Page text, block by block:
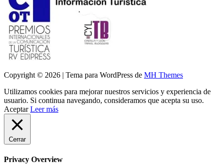
Copyright © 2026 | Tema para WordPress de MH Themes
Utilizamos cookies para mejorar nuestros servicios y experiencia de
usuario. Si continua navegando, consideramos que acepta su uso.
Aceptar Leer más
Cerrar
Privacy Overview